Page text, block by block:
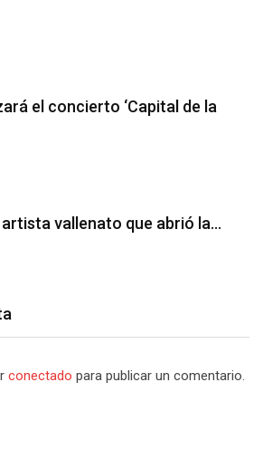
el concierto ‘Capital de la
vallenato que abrió la…
conectado para publicar un comentario.